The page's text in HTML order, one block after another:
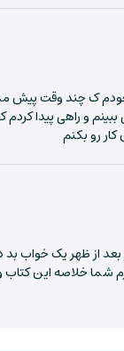
بستم.
خوابه. اگه کسی
بده. اگه توی
یه رودخونه
همین الان
ک چند وقت پیش
و راهی پیدا
رو بکنم
بعد از ظهر یک خواب
شما خلاصه این